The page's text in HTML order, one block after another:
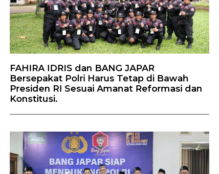
FAHIRA IDRIS dan BANG JAPAR
Bersepakat Polri Harus Tetap di Bawah
Presiden RI Sesuai Amanat Reformasi dan
Konstitusi.